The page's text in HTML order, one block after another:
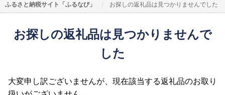
ふるさと納税サイト「ふるなび」 お探しの返礼品は見つかりませんでした
お探しの返礼品は見つかりませんで
した
大変申し訳ございませんが、現在該当する返礼品のお取り